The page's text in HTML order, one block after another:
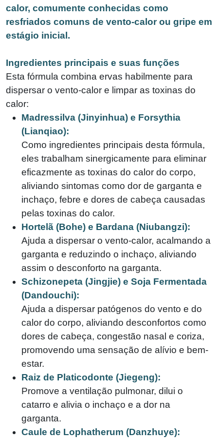
calor, comumente conhecidas como
resfriados comuns de vento-calor ou gripe em
estágio inicial.
Ingredientes principais e suas funções
Esta fórmula combina ervas habilmente para
dispersar o vento-calor e limpar as toxinas do
calor:
Madressilva (Jinyinhua) e Forsythia
(Lianqiao):
Como ingredientes principais desta fórmula,
eles trabalham sinergicamente para eliminar
eficazmente as toxinas do calor do corpo,
aliviando sintomas como dor de garganta e
inchaço, febre e dores de cabeça causadas
pelas toxinas do calor.
Hortelã (Bohe) e Bardana (Niubangzi):
Ajuda a dispersar o vento-calor, acalmando a
garganta e reduzindo o inchaço, aliviando
assim o desconforto na garganta.
Schizonepeta (Jingjie) e Soja Fermentada
(Dandouchi):
Ajuda a dispersar patógenos do vento e do
calor do corpo, aliviando desconfortos como
dores de cabeça, congestão nasal e coriza,
promovendo uma sensação de alívio e bem-
estar.
Raiz de Platicodonte (Jiegeng):
Promove a ventilação pulmonar, dilui o
catarro e alivia o inchaço e a dor na
garganta.
Caule de Lophatherum (Danzhuye):